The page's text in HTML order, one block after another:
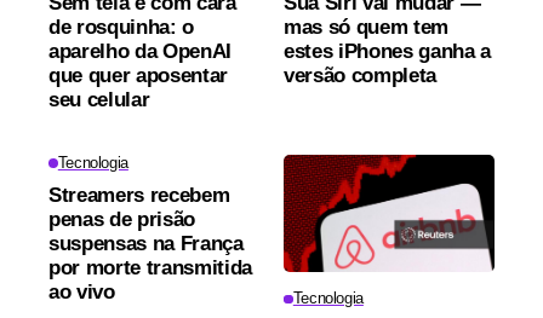
de rosquinha: o
aparelho da OpenAI
que quer aposentar
seu celular
mas só quem tem
estes iPhones ganha a
versão completa
Tecnologia
Streamers recebem
penas de prisão
suspensas na França
por morte transmitida
ao vivo
Tecnologia